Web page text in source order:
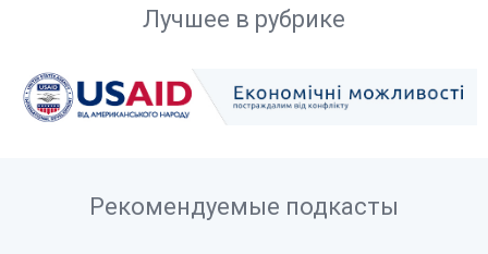
Лучшее в рубрике
Рекомендуемые подкасты